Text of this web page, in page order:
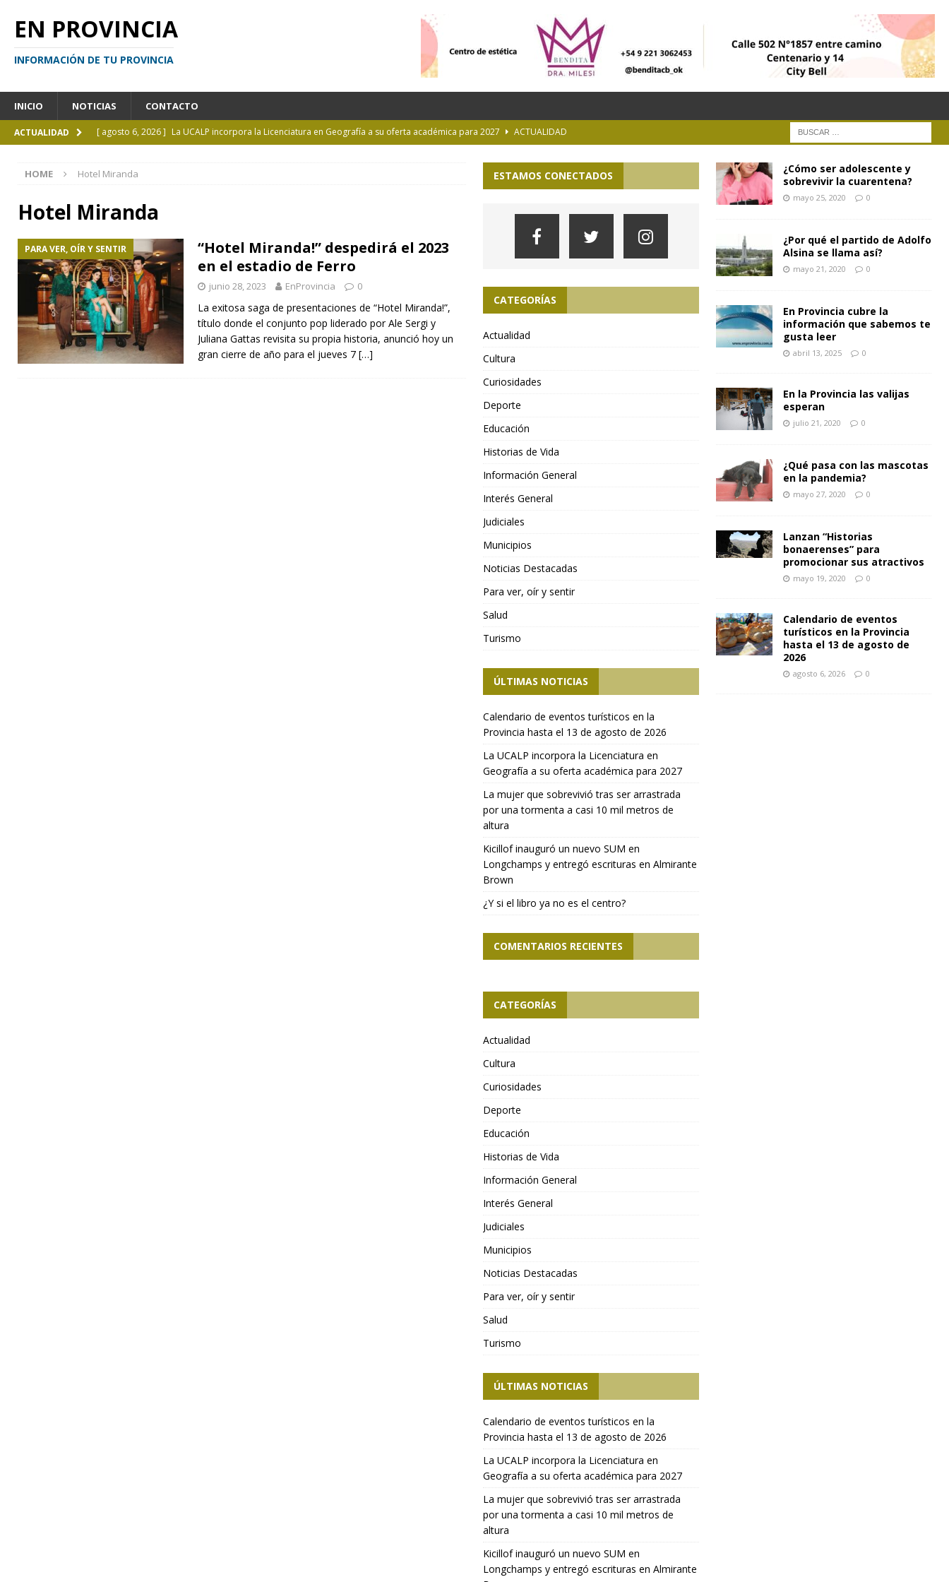
EN PROVINCIA
INFORMACIÓN DE TU PROVINCIA
INICIO NOTICIAS CONTACTO
ACTUALIDAD [ agosto 6, 2026 ] La UCALP incorpora la Licenciatura en Geografía a su oferta académica para 2027
ACTUALIDAD
CURIOSIDADES
[ agosto 5, 2026 ]
[ agosto 6, 2026 ] Calendario de eventos turísticos en la Provincia hasta el 13 de agosto de 2026
HOME Hotel Miranda
Hotel Miranda
PARA VER, OÍR Y SENTIR
“Hotel Miranda!” despedirá el 2023
en el estadio de Ferro
junio 28, 2023 EnProvincia 0
La exitosa saga de presentaciones de “Hotel Miranda!”,
título donde el conjunto pop liderado por Ale Sergi y
Juliana Gattas revisita su propia historia, anunció hoy un
gran cierre de año para el jueves 7 […]
ESTAMOS CONECTADOS
CATEGORÍAS
Actualidad
Cultura
Curiosidades
Deporte
Educación
Historias de Vida
Información General
Interés General
Judiciales
Municipios
Noticias Destacadas
Para ver, oír y sentir
Salud
Turismo
ÚLTIMAS NOTICIAS
Calendario de eventos turísticos en la
Provincia hasta el 13 de agosto de 2026
La UCALP incorpora la Licenciatura en
Geografía a su oferta académica para 2027
La mujer que sobrevivió tras ser arrastrada
por una tormenta a casi 10 mil metros de
altura
Kicillof inauguró un nuevo SUM en
Longchamps y entregó escrituras en Almirante
Brown
¿Y si el libro ya no es el centro?
COMENTARIOS RECIENTES
CATEGORÍAS
Actualidad
Cultura
Curiosidades
Deporte
Educación
Historias de Vida
Información General
Interés General
Judiciales
Municipios
Noticias Destacadas
Para ver, oír y sentir
Salud
Turismo
ÚLTIMAS NOTICIAS
Calendario de eventos turísticos en la
Provincia hasta el 13 de agosto de 2026
La UCALP incorpora la Licenciatura en
Geografía a su oferta académica para 2027
La mujer que sobrevivió tras ser arrastrada
por una tormenta a casi 10 mil metros de
altura
Kicillof inauguró un nuevo SUM en
Longchamps y entregó escrituras en Almirante
¿Cómo ser adolescente y
sobrevivir la cuarentena?
mayo 25, 2020 0
¿Por qué el partido de Adolfo
Alsina se llama así?
mayo 21, 2020 0
En Provincia cubre la
información que sabemos te
gusta leer
abril 13, 2025 0
En la Provincia las valijas
esperan
julio 21, 2020 0
¿Qué pasa con las mascotas
en la pandemia?
mayo 27, 2020 0
Lanzan “Historias
bonaerenses” para
promocionar sus atractivos
mayo 19, 2020 0
Calendario de eventos
turísticos en la Provincia
hasta el 13 de agosto de
2026
agosto 6, 2026 0